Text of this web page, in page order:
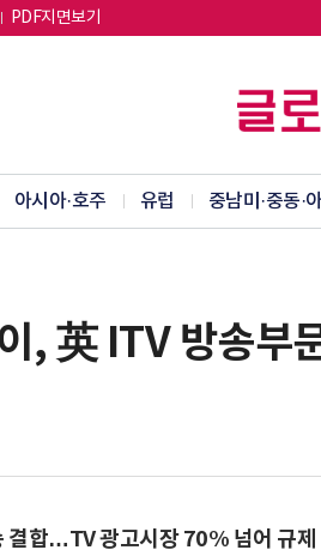
PDF지면보기
아시아·호주 유럽 중남미·중동·
, 英 ITV 방송부
결합…TV 광고시장 70% 넘어 규제